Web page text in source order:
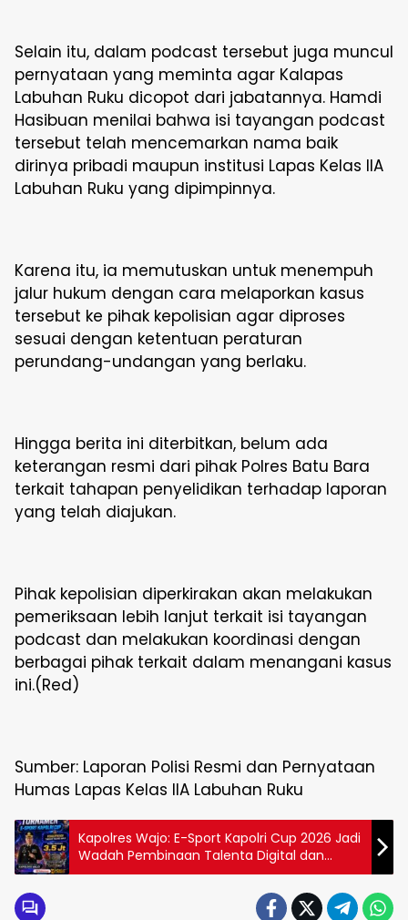
Selain itu, dalam podcast tersebut juga muncul
pernyataan yang meminta agar Kalapas
Labuhan Ruku dicopot dari jabatannya. Hamdi
Hasibuan menilai bahwa isi tayangan podcast
tersebut telah mencemarkan nama baik
dirinya pribadi maupun institusi Lapas Kelas IIA
Labuhan Ruku yang dipimpinnya.
Karena itu, ia memutuskan untuk menempuh
jalur hukum dengan cara melaporkan kasus
tersebut ke pihak kepolisian agar diproses
sesuai dengan ketentuan peraturan
perundang-undangan yang berlaku.
Hingga berita ini diterbitkan, belum ada
keterangan resmi dari pihak Polres Batu Bara
terkait tahapan penyelidikan terhadap laporan
yang telah diajukan.
Pihak kepolisian diperkirakan akan melakukan
pemeriksaan lebih lanjut terkait isi tayangan
podcast dan melakukan koordinasi dengan
berbagai pihak terkait dalam menangani kasus
ini.(Red)
Sumber: Laporan Polisi Resmi dan Pernyataan
Humas Lapas Kelas IIA Labuhan Ruku
Kapolres Wajo: E-Sport Kapolri Cup 2026 Jadi
Wadah Pembinaan Talenta Digital dan
Sportivitas Generasi Muda